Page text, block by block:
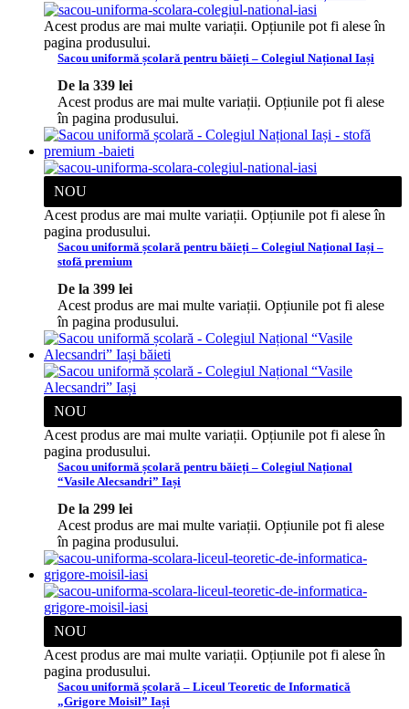
Acest produs are mai multe variații. Opțiunile pot fi alese în
pagina produsului.
Sacou uniformă școlară pentru băieți – Colegiul Național Iași
De la 339 lei
Acest produs are mai multe variații. Opțiunile pot fi alese
în pagina produsului.
NOU
Acest produs are mai multe variații. Opțiunile pot fi alese în
pagina produsului.
Sacou uniformă școlară pentru băieți – Colegiul Național Iași –
stofă premium
De la 399 lei
Acest produs are mai multe variații. Opțiunile pot fi alese
în pagina produsului.
NOU
Acest produs are mai multe variații. Opțiunile pot fi alese în
pagina produsului.
Sacou uniformă școlară pentru băieți – Colegiul Național
“Vasile Alecsandri” Iași
De la 299 lei
Acest produs are mai multe variații. Opțiunile pot fi alese
în pagina produsului.
NOU
Acest produs are mai multe variații. Opțiunile pot fi alese în
pagina produsului.
Sacou uniformă școlară – Liceul Teoretic de Informatică
„Grigore Moisil” Iași